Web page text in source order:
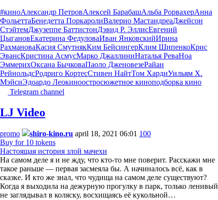
#киноАлександр ПетровАлексей БарабашАльба РорвахерАнна
ФольеттаБенедетта ПоркаролиВалерио МастандреаДжейсон
СтэйтемДжузеппе БаттистонДэвид Р. ЭллисЕвгений
ЦыгановЕкатерина ФедуловаИван ЯнковскийИрина
РахмановаКасия СмутнякКим БейсингерКлим ШипенкоКрис
ЭвансКристина АсмусМарко ДжаллиниНаталья РеваНоа
ЭммерихОксана БычковаПаоло ДженовезеРайан
РейнольдсРодриго КортесСтивен НайтТом ХардиУильям Х.
МэйсиЭдоардо Леокиноостросюжетное киноподборка кино
Telegram channel
LJ Video
promo shiro-kino.ru april 18, 2021 06:01 100
Buy for 10 tokens
Настоящая история злой мачехи
На самом деле я и не жду, что кто-то мне поверит. Расскажи мне
такое раньше — первая засмеяла бы. А начиналось всё, как в
сказке. И кто же знал, что чудища на самом деле существуют?
Когда я выходила на дежурную прогулку в парк, только ленивый
не заглядывал в коляску, восхищаясь её кукольной…